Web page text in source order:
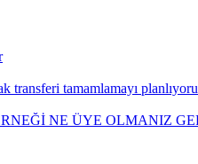
transferi tamamlamayı
NE ÜYE OLMANIZ